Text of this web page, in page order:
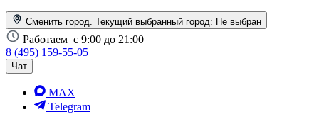
Сменить город. Текущий выбранный город: Не выбран
Работаем с 9:00 до 21:00
8 (495) 159-55-05
Чат
MAX
Telegram